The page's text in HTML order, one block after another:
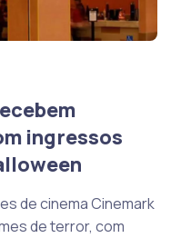
ingressos
de cinema Cinemark
de terror, com